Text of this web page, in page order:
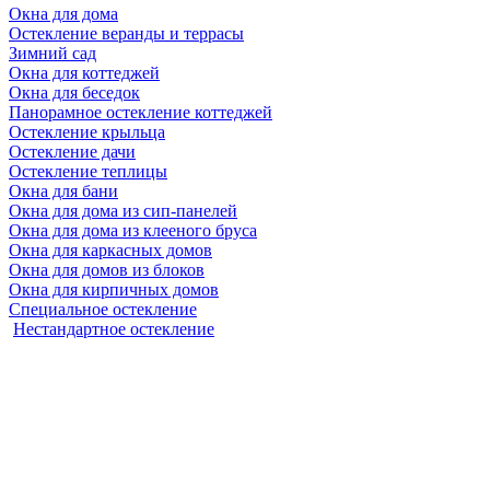
Окна для дома
Остекление веранды и террасы
Зимний сад
Окна для коттеджей
Окна для беседок
Панорамное остекление коттеджей
Остекление крыльца
Остекление дачи
Остекление теплицы
Окна для бани
Окна для дома из сип-панелей
Окна для дома из клееного бруса
Окна для каркасных домов
Окна для домов из блоков
Окна для кирпичных домов
Специальное остекление
Нестандартное остекление